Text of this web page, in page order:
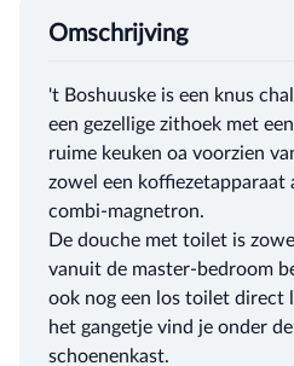
Omschrijving
't Boshuuske is een knus
een gezellige zithoek met
ruime keuken oa voorzien
zowel een koffiezetapparaat
combi-magnetron.
De douche met toilet is
vanuit de master-bedroom
ook nog een los toilet direct
het gangetje vind je onder
schoenenkast.